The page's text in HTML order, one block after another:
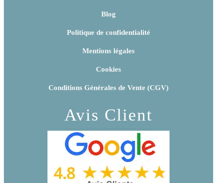
Blog
Politique de confidentialité
Mentions légales
Cookies
Conditions Générales de Vente (CGV)
Avis Client